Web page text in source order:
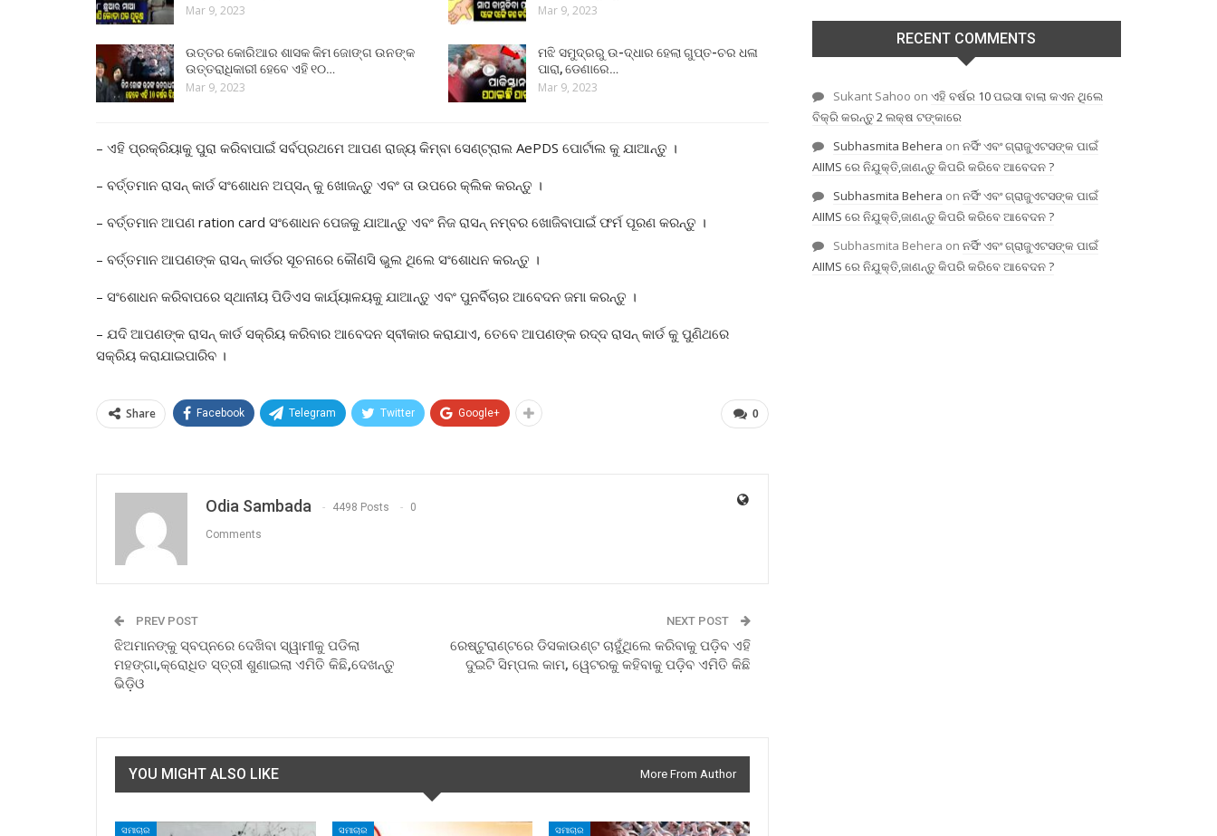
Mar 9, 2023 Mar 9, 2023
ଉତ୍ତର କୋରିଆର ଶାସକ କିମ ଜୋଙ୍ଗ ଉନଙ୍କ
ଉତ୍ତରାଧିକାରୀ ହେବେ ଏହି ୧୦…
Mar 9, 2023
ମଝି ସମୁଦ୍ରରୁ ଉ-ଦ୍ଧାର ହେଲା ଗୁପ୍ତ-ଚର ଧଳା
ପାରା, ଡେଣାରେ…
Mar 9, 2023
– ଏହି ପ୍ରକ୍ରିୟାକୁ ପୁରା କରିବାପାଇଁ ସର୍ବପ୍ରଥମେ ଆପଣ ରାଜ୍ୟ କିମ୍ବା ସେଣ୍ଟ୍ରାଲ AePDS ପୋର୍ଟାଲ କୁ ଯାଆନ୍ତୁ ।
– ବର୍ତ୍ତମାନ ରାସନ୍ କାର୍ଡ ସଂଶୋଧନ ଅପ୍ସନ୍ କୁ ଖୋଜନ୍ତୁ ଏବଂ ତା ଉପରେ କ୍ଲିକ କରନ୍ତୁ ।
– ବର୍ତ୍ତମାନ ଆପଣ ration card ସଂଶୋଧନ ପେଜକୁ ଯାଆନ୍ତୁ ଏବଂ ନିଜ ରାସନ୍ ନମ୍ବର ଖୋଜିବାପାଇଁ ଫର୍ମ ପୂରଣ କରନ୍ତୁ ।
– ବର୍ତ୍ତମାନ ଆପଣଙ୍କ ରାସନ୍ କାର୍ଡର ସୂଚନାରେ କୌଣସି ଭୁଲ ଥିଲେ ସଂଶୋଧନ କରନ୍ତୁ ।
– ସଂଶୋଧନ କରିବାପରେ ସ୍ଥାନୀୟ ପିଡିଏସ କାର୍ଯ୍ୟାଳୟକୁ ଯାଆନ୍ତୁ ଏବଂ ପୁନର୍ବିଚାର ଆବେଦନ ଜମା କରନ୍ତୁ ।
– ଯଦି ଆପଣଙ୍କ ରାସନ୍ କାର୍ଡ ସକ୍ରିୟ କରିବାର ଆବେଦନ ସ୍ବୀକାର କରାଯାଏ, ତେବେ ଆପଣଙ୍କ ରଦ୍ଦ ରାସନ୍ କାର୍ଡ କୁ ପୁଣିଥରେ
ସକ୍ରିୟ କରାଯାଇପାରିବ ।
0
Share Facebook Telegram Twitter Google+
Odia Sambada 4498 Posts 0
Comments
PREV POST
ଝିଅମାନଙ୍କୁ ସ୍ବପ୍ନରେ ଦେଖିବା ସ୍ୱାମୀକୁ ପଡିଲା
ମହଙ୍ଗା,କ୍ରୋଧିତ ସ୍ତ୍ରୀ ଶୁଣାଇଲା ଏମିତି କିଛି,ଦେଖନ୍ତୁ
ଭିଡ଼ିଓ
NEXT POST
ରେଷ୍ଟୁରାଣ୍ଟରେ ଡିସକାଉଣ୍ଟ ଚାହୁଁଥିଲେ କରିବାକୁ ପଡ଼ିବ ଏହି
ଦୁଇଟି ସିମ୍ପଲ କାମ, ୱେଟରକୁ କହିବାକୁ ପଡ଼ିବ ଏମିତି କିଛି
YOU MIGHT ALSO LIKE More From Author
ସମାଚାର ସମାଚାର ସମାଚାର
RECENT COMMENTS
Sukant Sahoo on ଏହି ବର୍ଷର 10 ପଇସା ବାଲା କଏନ ଥିଲେ
ବିକ୍ରି କରନ୍ତୁ 2 ଲକ୍ଷ ଟଙ୍କାରେ
Subhasmita Behera on ନର୍ସିଂ ଏବଂ ଗ୍ରାଜୁଏଟସଙ୍କ ପାଇଁ
AIIMS ରେ ନିଯୁକ୍ତି,ଜାଣନ୍ତୁ କିପରି କରିବେ ଆବେଦନ ?
Subhasmita Behera on ନର୍ସିଂ ଏବଂ ଗ୍ରାଜୁଏଟସଙ୍କ ପାଇଁ
AIIMS ରେ ନିଯୁକ୍ତି,ଜାଣନ୍ତୁ କିପରି କରିବେ ଆବେଦନ ?
Subhasmita Behera on ନର୍ସିଂ ଏବଂ ଗ୍ରାଜୁଏଟସଙ୍କ ପାଇଁ
AIIMS ରେ ନିଯୁକ୍ତି,ଜାଣନ୍ତୁ କିପରି କରିବେ ଆବେଦନ ?